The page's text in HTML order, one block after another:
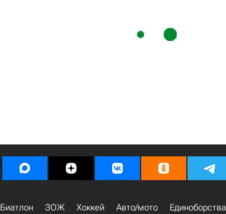
Биатлон ЗОЖ Хоккей Авто/мото Единоборства